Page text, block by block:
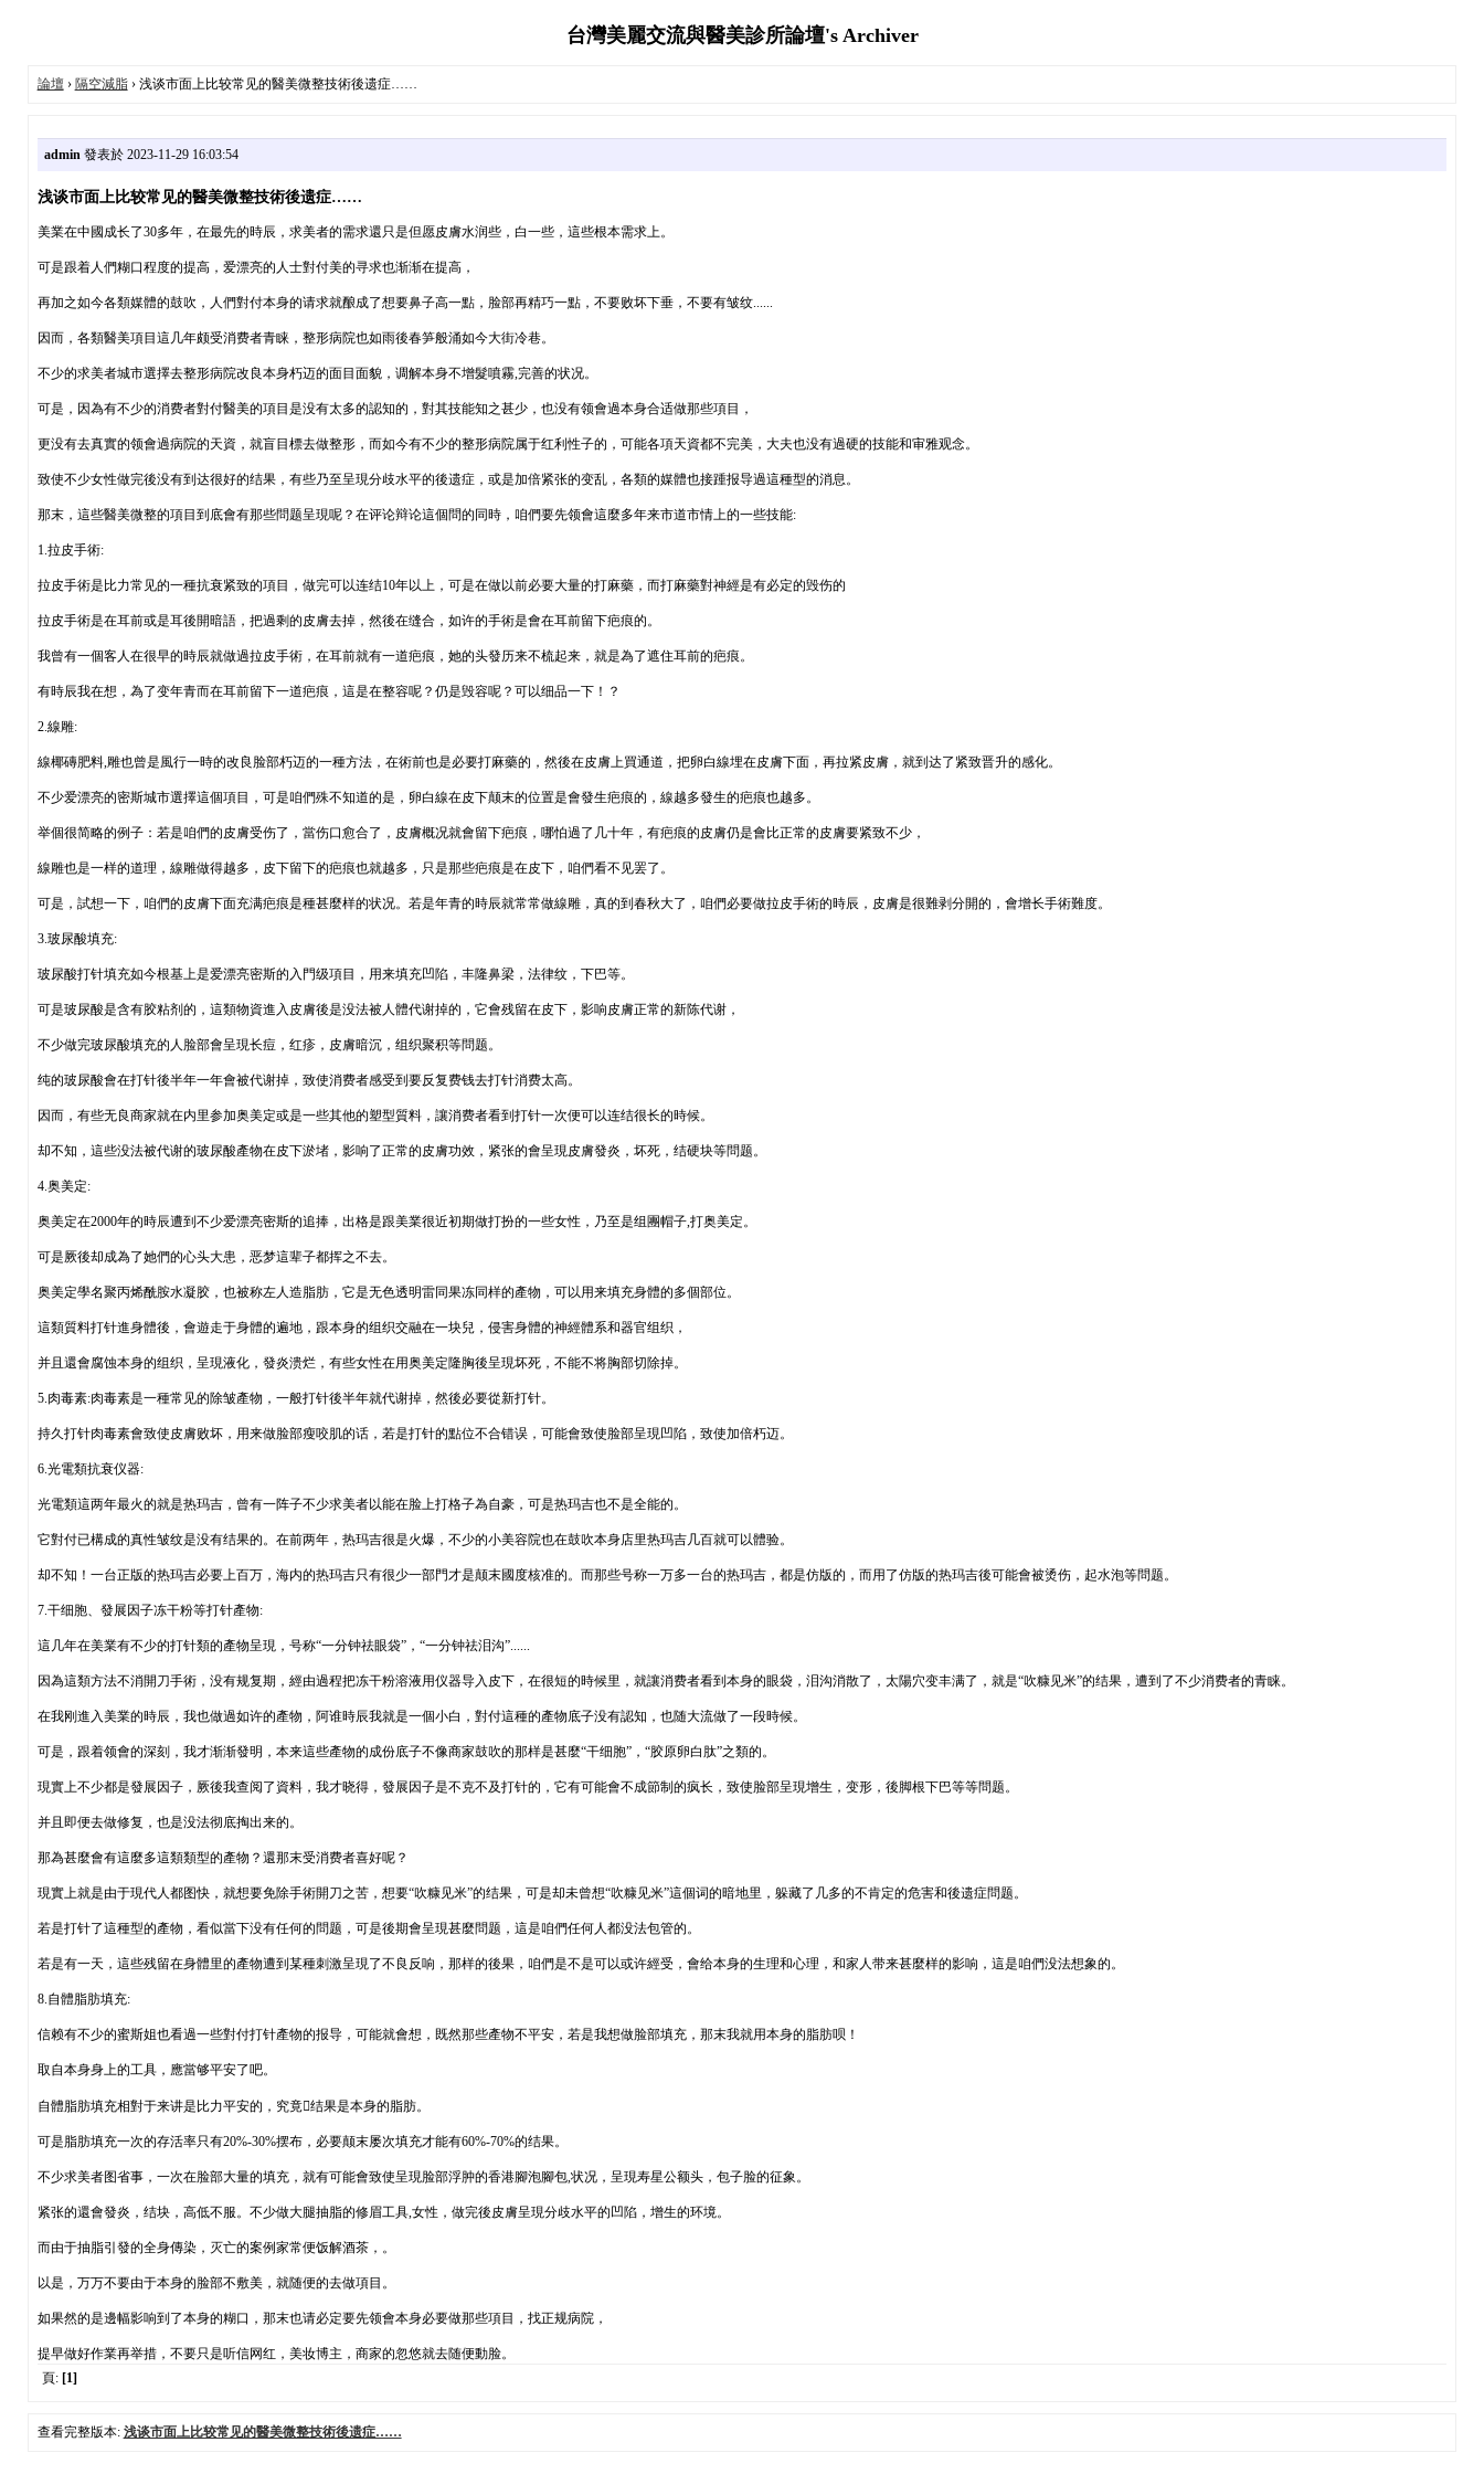
台灣美麗交流與醫美診所論壇's Archiver
論壇› 隔空減脂› 浅谈市面上比较常见的醫美微整技術後遗症……
admin發表於 2023-11-29 16:03:54
浅谈市面上比较常见的醫美微整技術後遗症……
美業在中國成长了30多年，在最先的時辰，求美者的需求還只是但愿皮膚水润些，白一些，這些根本需求上。
可是跟着人們糊口程度的提高，爱漂亮的人士對付美的寻求也渐渐在提高，
再加之如今各類媒體的鼓吹，人們對付本身的请求就酿成了想要鼻子高一點，脸部再精巧一點，不要败坏下垂，不要有皱纹......
因而，各類醫美項目這几年颇受消费者青睐，整形病院也如雨後春笋般涌如今大街冷巷。
不少的求美者城市選擇去整形病院改良本身朽迈的面目面貌，调解本身不增髮噴霧,完善的状况。
可是，因為有不少的消费者對付醫美的項目是没有太多的認知的，對其技能知之甚少，也没有领會過本身合适做那些項目，
更没有去真實的领會過病院的天資，就盲目標去做整形，而如今有不少的整形病院属于红利性子的，可能各項天資都不完美，大夫也没有過硬的技能和审雅观念。
致使不少女性做完後没有到达很好的结果，有些乃至呈現分歧水平的後遗症，或是加倍紧张的变乱，各類的媒體也接踵报导過這種型的消息。
那末，這些醫美微整的項目到底會有那些問题呈現呢？在评论辩论這個問的同時，咱們要先领會這麼多年来市道市情上的一些技能:
1.拉皮手術:
拉皮手術是比力常见的一種抗衰紧致的項目，做完可以连结10年以上，可是在做以前必要大量的打麻藥，而打麻藥對神經是有必定的毁伤的
拉皮手術是在耳前或是耳後開暗語，把過剩的皮膚去掉，然後在缝合，如许的手術是會在耳前留下疤痕的。
我曾有一個客人在很早的時辰就做過拉皮手術，在耳前就有一道疤痕，她的头發历来不梳起来，就是為了遮住耳前的疤痕。
有時辰我在想，為了变年青而在耳前留下一道疤痕，這是在整容呢？仍是毁容呢？可以细品一下！？
2.線雕:
線椰磚肥料,雕也曾是風行一時的改良脸部朽迈的一種方法，在術前也是必要打麻藥的，然後在皮膚上買通道，把卵白線埋在皮膚下面，再拉紧皮膚，就到达了紧致晋升的感化。
不少爱漂亮的密斯城市選擇這個項目，可是咱們殊不知道的是，卵白線在皮下颠末的位置是會發生疤痕的，線越多發生的疤痕也越多。
举個很简略的例子：若是咱們的皮膚受伤了，當伤口愈合了，皮膚概况就會留下疤痕，哪怕過了几十年，有疤痕的皮膚仍是會比正常的皮膚要紧致不少，
線雕也是一样的道理，線雕做得越多，皮下留下的疤痕也就越多，只是那些疤痕是在皮下，咱們看不见罢了。
可是，試想一下，咱們的皮膚下面充满疤痕是種甚麼样的状况。若是年青的時辰就常常做線雕，真的到春秋大了，咱們必要做拉皮手術的時辰，皮膚是很難剥分開的，會增长手術難度。
3.玻尿酸填充:
玻尿酸打针填充如今根基上是爱漂亮密斯的入門级項目，用来填充凹陷，丰隆鼻梁，法律纹，下巴等。
可是玻尿酸是含有胶粘剂的，這類物資進入皮膚後是没法被人體代谢掉的，它會残留在皮下，影响皮膚正常的新陈代谢，
不少做完玻尿酸填充的人脸部會呈現长痘，红疹，皮膚暗沉，组织聚积等問题。
纯的玻尿酸會在打针後半年一年會被代谢掉，致使消费者感受到要反复费钱去打针消费太高。
因而，有些无良商家就在内里参加奥美定或是一些其他的塑型質料，讓消费者看到打针一次便可以连结很长的時候。
却不知，這些没法被代谢的玻尿酸產物在皮下淤堵，影响了正常的皮膚功效，紧张的會呈現皮膚發炎，坏死，结硬块等問题。
4.奥美定:
奥美定在2000年的時辰遭到不少爱漂亮密斯的追捧，出格是跟美業很近初期做打扮的一些女性，乃至是组團帽子,打奥美定。
可是厥後却成為了她們的心头大患，恶梦這辈子都挥之不去。
奥美定學名聚丙烯酰胺水凝胶，也被称左人造脂肪，它是无色透明雷同果冻同样的產物，可以用来填充身體的多個部位。
這類質料打针進身體後，會遊走于身體的遍地，跟本身的组织交融在一块兒，侵害身體的神經體系和器官组织，
并且還會腐蚀本身的组织，呈現液化，發炎溃烂，有些女性在用奥美定隆胸後呈現坏死，不能不将胸部切除掉。
5.肉毒素:肉毒素是一種常见的除皱產物，一般打针後半年就代谢掉，然後必要從新打针。
持久打针肉毒素會致使皮膚败坏，用来做脸部瘦咬肌的话，若是打针的點位不合错误，可能會致使脸部呈現凹陷，致使加倍朽迈。
6.光電類抗衰仪器:
光電類這两年最火的就是热玛吉，曾有一阵子不少求美者以能在脸上打格子為自豪，可是热玛吉也不是全能的。
它對付已構成的真性皱纹是没有结果的。在前两年，热玛吉很是火爆，不少的小美容院也在鼓吹本身店里热玛吉几百就可以體验。
却不知！一台正版的热玛吉必要上百万，海内的热玛吉只有很少一部門才是颠末國度核准的。而那些号称一万多一台的热玛吉，都是仿版的，而用了仿版的热玛吉後可能會被烫伤，起水泡等問题。
7.干细胞、發展因子冻干粉等打针產物:
這几年在美業有不少的打针類的產物呈現，号称“一分钟祛眼袋”，“一分钟祛泪沟”......
因為這類方法不消開刀手術，没有规复期，經由過程把冻干粉溶液用仪器导入皮下，在很短的時候里，就讓消费者看到本身的眼袋，泪沟消散了，太陽穴变丰满了，就是“吹糠见米”的结果，遭到了不少消费者的青睐。
在我刚進入美業的時辰，我也做過如许的產物，阿谁時辰我就是一個小白，對付這種的產物底子没有認知，也随大流做了一段時候。
可是，跟着领會的深刻，我才渐渐發明，本来這些產物的成份底子不像商家鼓吹的那样是甚麼“干细胞”，“胶原卵白肽”之類的。
現實上不少都是發展因子，厥後我查阅了資料，我才晓得，發展因子是不克不及打针的，它有可能會不成節制的疯长，致使脸部呈現增生，变形，後脚根下巴等等問题。
并且即便去做修复，也是没法彻底掏出来的。
那為甚麼會有這麼多這類類型的產物？還那末受消费者喜好呢？
現實上就是由于現代人都图快，就想要免除手術開刀之苦，想要“吹糠见米”的结果，可是却未曾想“吹糠见米”這個词的暗地里，躲藏了几多的不肯定的危害和後遗症問题。
若是打针了這種型的產物，看似當下没有任何的問题，可是後期會呈現甚麼問题，這是咱們任何人都没法包管的。
若是有一天，這些残留在身體里的產物遭到某種刺激呈現了不良反响，那样的後果，咱們是不是可以或许經受，會给本身的生理和心理，和家人带来甚麼样的影响，這是咱們没法想象的。
8.自體脂肪填充:
信赖有不少的蜜斯姐也看過一些對付打针產物的报导，可能就會想，既然那些產物不平安，若是我想做脸部填充，那末我就用本身的脂肪呗！
取自本身身上的工具，應當够平安了吧。
自體脂肪填充相對于来讲是比力平安的，究竟结果是本身的脂肪。
可是脂肪填充一次的存活率只有20%-30%摆布，必要颠末屡次填充才能有60%-70%的结果。
不少求美者图省事，一次在脸部大量的填充，就有可能會致使呈現脸部浮肿的香港腳泡腳包,状况，呈現寿星公额头，包子脸的征象。
紧张的還會發炎，结块，高低不服。不少做大腿抽脂的修眉工具,女性，做完後皮膚呈現分歧水平的凹陷，增生的环境。
而由于抽脂引發的全身傳染，灭亡的案例家常便饭解酒茶，。
以是，万万不要由于本身的脸部不敷美，就随便的去做項目。
如果然的是邊幅影响到了本身的糊口，那末也请必定要先领會本身必要做那些項目，找正规病院，
提早做好作業再举措，不要只是听信网红，美妆博主，商家的忽悠就去随便動脸。
頁: [1]
查看完整版本: 浅谈市面上比较常见的醫美微整技術後遗症……